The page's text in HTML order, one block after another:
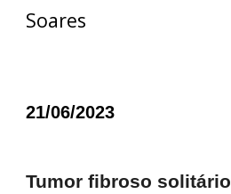
Soares
21/06/2023
Tumor fibroso solitário